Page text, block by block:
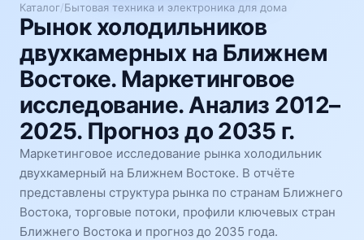
Каталог/Бытовая техника и электроника для дома
Рынок холодильников
двухкамерных на Ближнем
Востоке. Маркетинговое
исследование. Анализ 2012–
2025. Прогноз до 2035 г.
Маркетинговое исследование рынка холодильник
двухкамерный на Ближнем Востоке. В отчёте
представлены структура рынка по странам Ближнего
Востока, торговые потоки, профили ключевых стран
Ближнего Востока и прогноз до 2035 года.